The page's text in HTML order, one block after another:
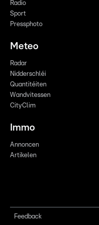
Radio
Sport
Pressphoto
Meteo
Radar
Nidderschléi
Quantitéiten
Wandvitessen
CityClim
Immo
Annoncen
Artikelen
Feedback